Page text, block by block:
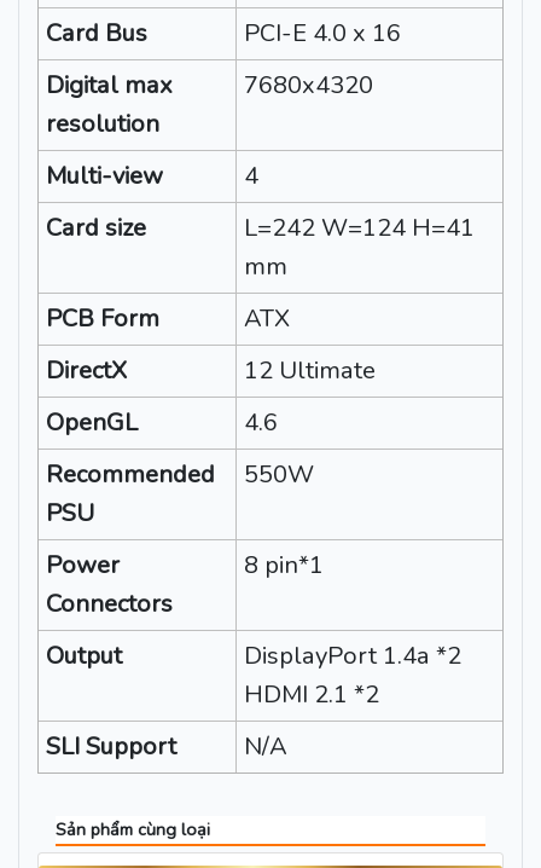
Card Bus
PCI-E 4.0 x 16
Digital max
resolution
7680x4320
Multi-view
4
Card size
L=242 W=124 H=41
mm
PCB Form
ATX
DirectX
12 Ultimate
OpenGL
4.6
Recommended
PSU
550W
Power
Connectors
8 pin*1
Output
DisplayPort 1.4a *2
HDMI 2.1 *2
SLI Support
N/A
Sản phẩm cùng loại